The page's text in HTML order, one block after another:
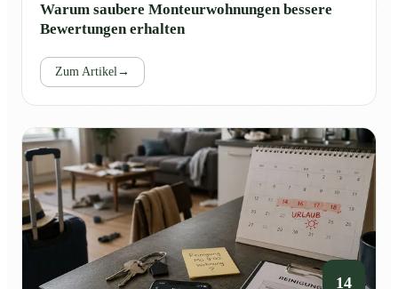
Warum saubere Monteurwohnungen bessere
Bewertungen erhalten
Zum Artikel→
14